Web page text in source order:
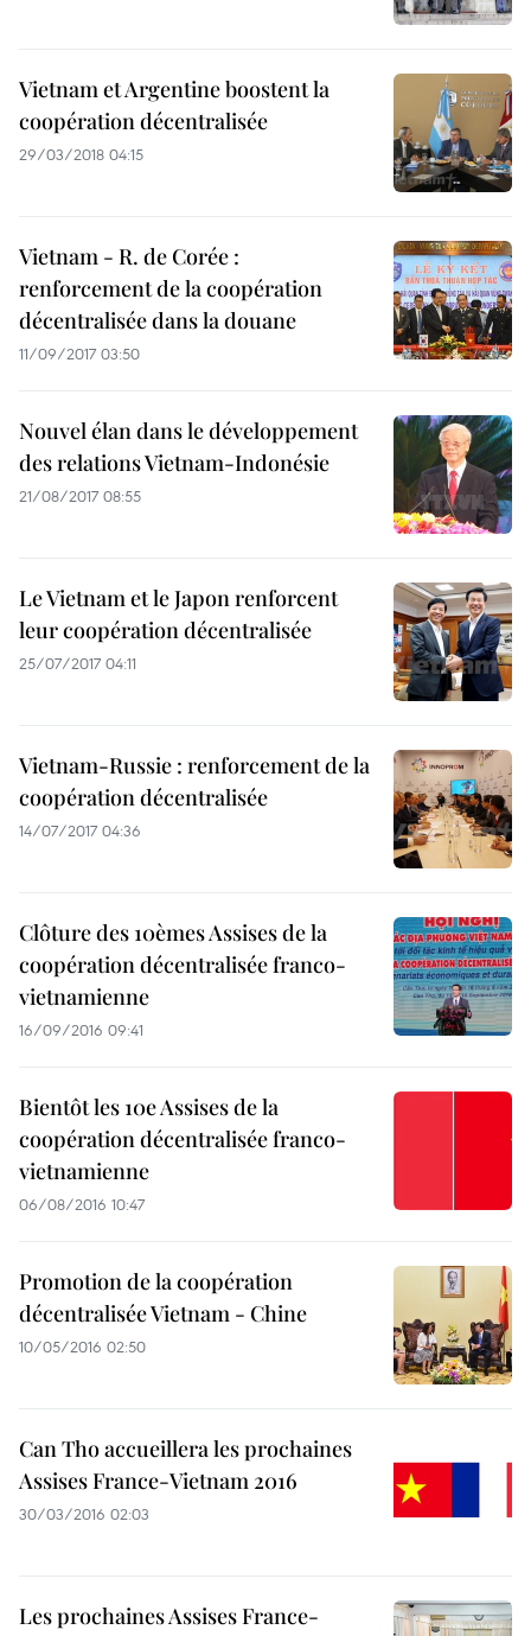
Vietnam et Argentine boostent la
coopération décentralisée
29/03/2018 04:15
Vietnam - R. de Corée :
renforcement de la coopération
décentralisée dans la douane
11/09/2017 03:50
Nouvel élan dans le développement
des relations Vietnam-Indonésie
21/08/2017 08:55
Le Vietnam et le Japon renforcent
leur coopération décentralisée
25/07/2017 04:11
Vietnam-Russie : renforcement de la
coopération décentralisée
14/07/2017 04:36
Clôture des 10èmes Assises de la
coopération décentralisée franco-
vietnamienne
16/09/2016 09:41
Bientôt les 10e Assises de la
coopération décentralisée franco-
vietnamienne
06/08/2016 10:47
Promotion de la coopération
décentralisée Vietnam - Chine
10/05/2016 02:50
Can Tho accueillera les prochaines
Assises France-Vietnam 2016
30/03/2016 02:03
Les prochaines Assises France-